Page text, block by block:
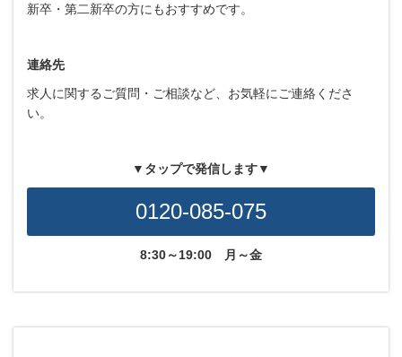
新卒・第二新卒の方にもおすすめです。
連絡先
求人に関するご質問・ご相談など、お気軽にご連絡くださ
い。
▼タップで発信します▼
0120-085-075
8:30～19:00 月～金